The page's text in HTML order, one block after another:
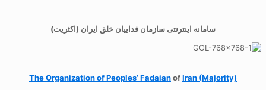
سامانه اینترنتی سازمان فداییان خلق ایران (اکثریت)
The Organization ofPeoples’ FadaianofIran (Majority)